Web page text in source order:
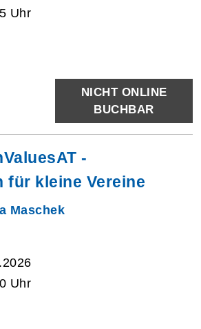
Uhr
NICHT ONLINE
BUCHBAR
-
für kleine Vereine
Maschek
Uhr